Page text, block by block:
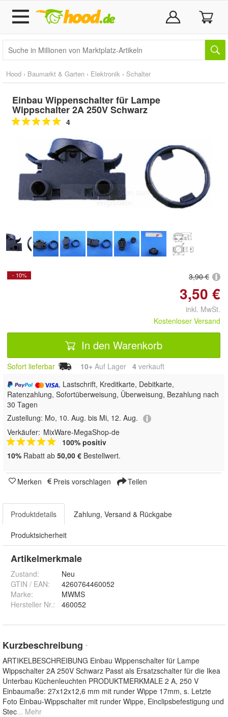
Hood › Baumarkt & Garten › Elektronik › Schalter
Einbau Wippenschalter für Lampe
Wippschalter 2A 250V Schwarz
4
Doppelt antippen zum
vergrößern
- 10% 3,90 €
3,50 €
inkl. MwSt.
Kostenloser Versand
In den Warenkorb
Sofort lieferbar 10+ Auf Lager 4 verkauft
, Lastschrift, Kreditkarte, Debitkarte,
Ratenzahlung, Sofortüberweisung, Überweisung, Bezahlung nach
30 Tagen
Zustellung: Mo, 10. Aug. bis Mi, 12. Aug.
Verkäufer: MixWare-MegaShop-de
100% positiv
10% Rabatt ab 50,00 € Bestellwert.
Merken Preis vorschlagen Teilen
Produktdetails Zahlung, Versand & Rückgabe
Produktsicherheit
Artikelmerkmale
Zustand:
Neu
GTIN / EAN:
4260764460052
Marke:
MWMS
Hersteller Nr.:
460052
Kurzbeschreibung *
ARTIKELBESCHREIBUNG Einbau Wippenschalter für Lampe
Wippschalter 2A 250V Schwarz Passt als Ersatzschalter für die Ikea
Unterbau Küchenleuchten PRODUKTMERKMALE 2 A, 250 V
Einbaumaße: 27x12x12,6 mm mit runder Wippe 17mm, s. Letzte
Foto Einbau-Wippschalter mit runder Wippe, Einclipsbefestigung und
Stec... Mehr